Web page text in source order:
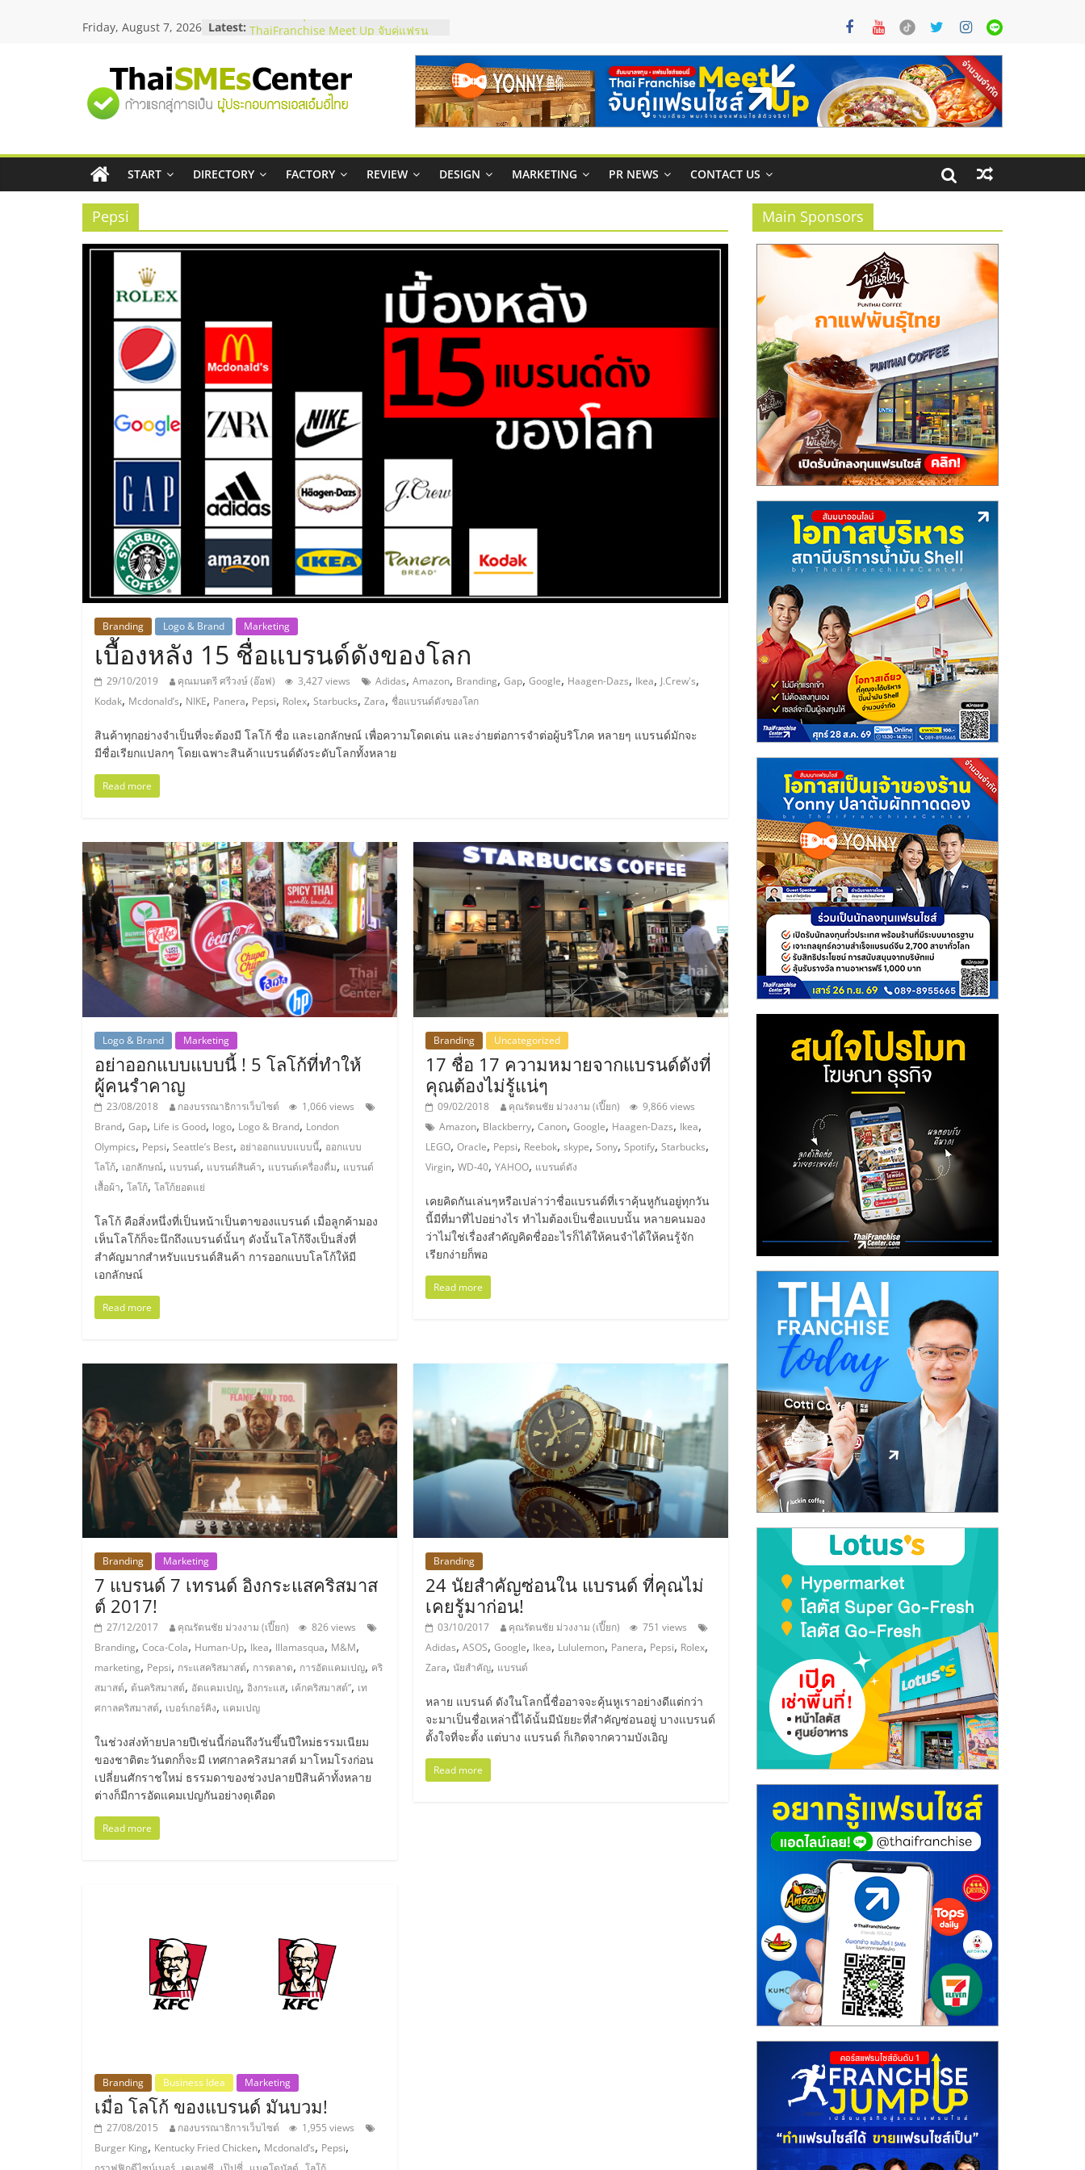
Friday, August 7, 2026 Latest: สัมมนาลงทุน แฟรนไชส์ยอนนี่
ร้านเครื่องเสียงคุณภาพสูง พร้อม
โซลูชันระบบภาพและเสียง
บริษัท Cybersecurity ในไทยที่ไหนดี?
วิธีเลือกผู้ให้บริการให้คุ้มค่าและตอบ
อยากหาเงินทุน เพิ่มสภาพคล่องให้ธุรกิจ
เริ่มยังไงให้ผ่านฉลุย
สัมมนาออนไลน์ โอกาสบริหารสถานี
"ศูนย์
รวม
ข้อมูล
ธุรกิจ
SME
แห่ง
ประเทศไทย,
ThaiSMEsCenter,
รวม
ธุรกิจ
เอ
ส
เอ็
มอี
ไทย,
SMEs,
รน
ไชส์,
ที่
ปรึกษา
แฟ
รน
ไชส์,
รวม
แฟ
รน
ไชส์
รน
ไชส์
แฟ
รน
ไชส์
ขาย
หน้า
บ้าน
ลงทุน
น้อย
การ
ลงทุน
START DIRECTORY FACTORY REVIEW DESIGN MARKETING PR NEWS CONTACT US
Pepsi
Branding Logo & Brand Marketing
เบื้องหลัง 15 ชื่อแบรนด์ดังของโลก
29/10/2019 คุณมนตรี ศรีวงษ์ (อ๊อฟ) 3,427 views Adidas, Amazon, Branding, Gap, Google, Haagen-Dazs, Ikea, J.Crew's,
Kodak, Mcdonald’s, NIKE, Panera, Pepsi, Rolex, Starbucks, Zara, ชื่อแบรนด์ดังของโลก
สินค้าทุกอย่างจำเป็นที่จะต้องมี โลโก้ ชื่อ และเอกลักษณ์ เพื่อความโดดเด่น และง่ายต่อการจำต่อผู้บริโภค หลายๆ แบรนด์มักจะ
มีชื่อเรียกแปลกๆ โดยเฉพาะสินค้าแบรนด์ดังระดับโลกทั้งหลาย
Read more
Logo & Brand Marketing
อย่าออกแบบแบบนี้ ! 5 โลโก้ที่ทำให้
ผู้คนรำคาญ
23/08/2018 กองบรรณาธิการเว็บไซต์
1,066 views
Brand, Gap, Life is Good, logo, Logo & Brand, London
Olympics, Pepsi, Seattle’s Best, อย่าออกแบบแบบนี้, ออกแบบ
โลโก้, เอกลักษณ์, แบรนด์, แบรนด์สินค้า, แบรนด์เครื่องดื่ม, แบรนด์
เสื้อผ้า, โลโก้, โลโก้ยอดแย่
โลโก้ คือสิ่งหนึ่งที่เป็นหน้าเป็นตาของแบรนด์ เมื่อลูกค้ามอง
เห็นโลโก้ก็จะนึกถึงแบรนด์นั้นๆ ดังนั้นโลโก้จึงเป็นสิ่งที่
สำคัญมากสำหรับแบรนด์สินค้า การออกแบบโลโก้ให้มี
เอกลักษณ์
Read more
Branding Uncategorized
17 ชื่อ 17 ความหมายจากแบรนด์ดังที่
คุณต้องไม่รู้แน่ๆ
09/02/2018 คุณรัตนชัย ม่วงงาม (เปี๊ยก)
9,866 views
Amazon, Blackberry,Canon,Google, Haagen-Dazs, Ikea,
LEGO,Oracle, Pepsi, Reebok,skype,Sony,Spotify,Starbucks,
Virgin,WD-40,YAHOO, แบรนด์ดัง
เคยคิดกันเล่นๆหรือเปล่าว่าชื่อแบรนด์ที่เราคุ้นหูกันอยู่ทุกวัน
นี้มีที่มาที่ไปอย่างไร ทำไมต้องเป็นชื่อแบบนั้น หลายคนมอง
ว่าไม่ใช่เรื่องสำคัญคิดชื่ออะไรก็ได้ให้คนจำได้ให้คนรู้จัก
เรียกง่ายก็พอ
Read more
Branding Marketing
7 แบรนด์ 7 เทรนด์ อิงกระแสคริสมาส
ต์ 2017!
27/12/2017 คุณรัตนชัย ม่วงงาม (เปี๊ยก)
826 views
Branding, Coca-Cola, Human-Up, Ikea, Illamasqua, M&M,
marketing, Pepsi, กระแสคริสมาสต์, การตลาด, การอัดแคมเปญ, คริ
สมาสต์, ต้นคริสมาสต์, อัดแคมเปญ, อิงกระแส, เค้กคริสมาสต์”, เท
ศกาลคริสมาสต์, เบอร์เกอร์คิง, แคมเปญ
ในช่วงส่งท้ายปลายปีเช่นนี้ก่อนถึงวันขึ้นปีใหม่ธรรมเนียม
ของชาติตะวันตกก็จะมี เทศกาลคริสมาสต์ มาโหมโรงก่อน
เปลี่ยนศักราชใหม่ ธรรมดาของช่วงปลายปีสินค้าทั้งหลาย
ต่างก็มีการอัดแคมเปญกันอย่างดุเดือด
Read more
Branding
24 นัยสำคัญซ่อนใน แบรนด์ ที่คุณไม่
เคยรู้มาก่อน!
03/10/2017 คุณรัตนชัย ม่วงงาม (เปี๊ยก)
751 views
Adidas,ASOS,Google, Ikea, Lululemon, Panera, Pepsi, Rolex,
Zara,นัยสำคัญ, แบรนด์
หลาย แบรนด์ ดังในโลกนี้ชื่ออาจจะคุ้นหูเราอย่างดีแต่กว่า
จะมาเป็นชื่อเหล่านี้ได้นั้นมีนัยยะที่สำคัญซ่อนอยู่ บางแบรนด์
ตั้งใจที่จะตั้ง แต่บาง แบรนด์ ก็เกิดจากความบังเอิญ
Read more
Branding Business Idea Marketing
เมื่อ โลโก้ ของแบรนด์ มันบวม!
27/08/2015 กองบรรณาธิการเว็บไซต์
1,955 views
Burger King, Kentucky Fried Chicken, Mcdonald’s, Pepsi,
Main Sponsors